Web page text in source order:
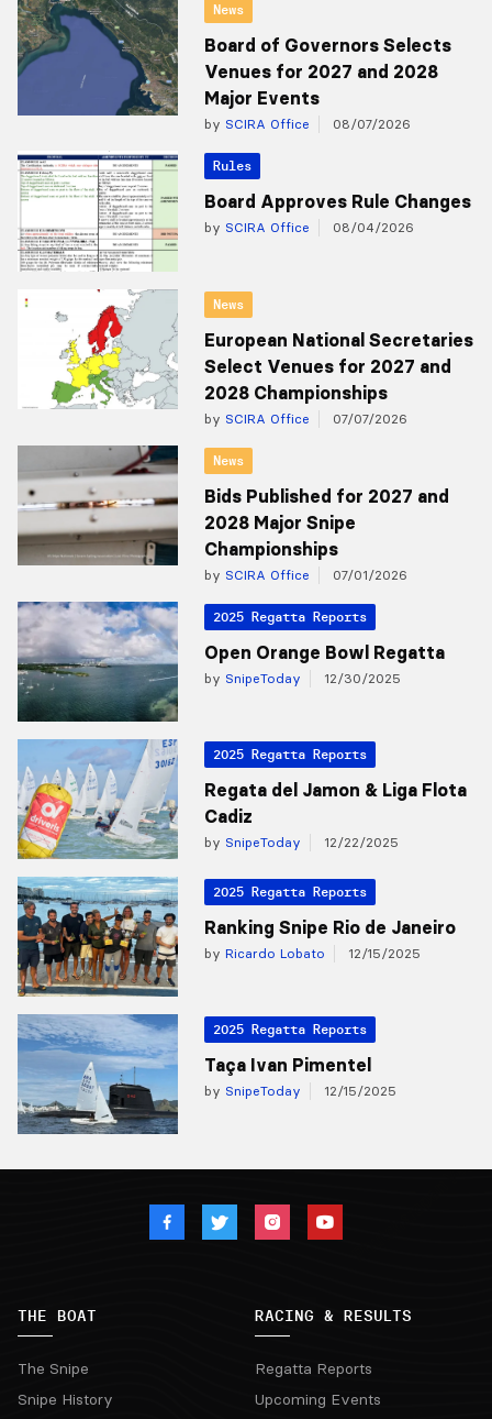
News
Board of Governors Selects
Venues for 2027 and 2028
Major Events
by SCIRA Office 08/07/2026
Rules
Board Approves Rule Changes
by SCIRA Office 08/04/2026
News
European National Secretaries
Select Venues for 2027 and
2028 Championships
by SCIRA Office 07/07/2026
News
Bids Published for 2027 and
2028 Major Snipe
Championships
by SCIRA Office 07/01/2026
2025 Regatta Reports
Open Orange Bowl Regatta
by SnipeToday 12/30/2025
2025 Regatta Reports
Regata del Jamon & Liga Flota
Cadiz
by SnipeToday 12/22/2025
2025 Regatta Reports
Ranking Snipe Rio de Janeiro
by Ricardo Lobato 12/15/2025
2025 Regatta Reports
Taça Ivan Pimentel
by SnipeToday 12/15/2025
THE BOAT
The Snipe
Snipe History
RACING & RESULTS
Regatta Reports
Upcoming Events